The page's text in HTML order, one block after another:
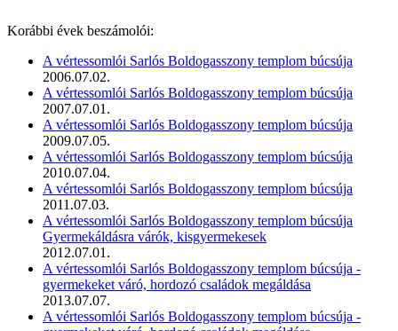
Korábbi évek beszámolói:
A vértessomlói Sarlós Boldogasszony templom búcsúja
2006.07.02.
A vértessomlói Sarlós Boldogasszony templom búcsúja
2007.07.01.
A vértessomlói Sarlós Boldogasszony templom búcsúja
2009.07.05.
A vértessomlói Sarlós Boldogasszony templom búcsúja
2010.07.04.
A vértessomlói Sarlós Boldogasszony templom búcsúja
2011.07.03.
A vértessomlói Sarlós Boldogasszony templom búcsúja
Gyermekáldásra várók, kisgyermekesek
2012.07.01.
A vértessomlói Sarlós Boldogasszony templom búcsúja -
gyermekeket váró, hordozó családok megáldása
2013.07.07.
A vértessomlói Sarlós Boldogasszony templom búcsúja -